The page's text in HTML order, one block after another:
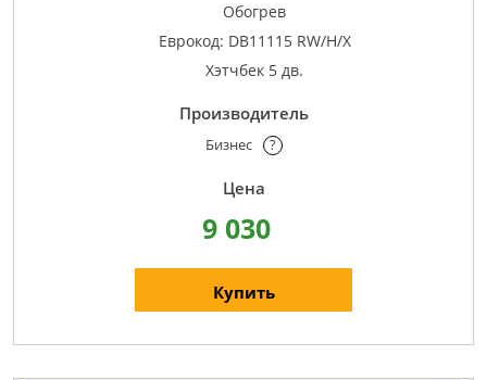
Обогрев
Еврокод: DB11115 RW/H/X
Хэтчбек 5 дв.
Бизнес ?
9 030
Купить